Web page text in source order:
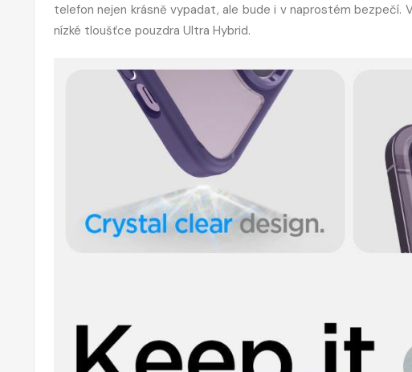
telefon nejen krásně vypadat, ale bude i v naprostém bezpečí.
nízké tloušťce pouzdra Ultra Hybrid.